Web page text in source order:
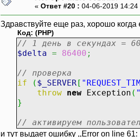
« Ответ #20 : 04-06-2019
Здравствуйте еще раз, хорошо когда
Код: (PHP)
// 1 день в секундах =
$delta = 86400 ;
// проверка
if
( $_SERVER [
throw new Exception (
}
// активируем
и тут выдает ошибку ,,Error on line